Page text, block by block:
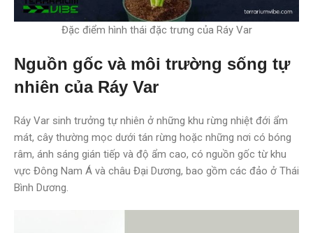
Đặc điểm hình thái đặc trưng của Ráy Var
Nguồn gốc và môi trường sống tự
nhiên của Ráy Var
Ráy Var sinh trưởng tự nhiên ở những khu rừng nhiệt đới ẩm
mát, cây thường mọc dưới tán rừng hoặc những nơi có bóng
râm, ánh sáng gián tiếp và độ ẩm cao, có nguồn gốc từ khu
vực Đông Nam Á và châu Đại Dương, bao gồm các đảo ở Thái
Bình Dương.